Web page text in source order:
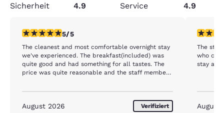
Sicherheit
4.9 Service 4.9
5-Sterne-Bewertung. Außergewöhnlich. 1 Bewertung
5/5
The cleanest and most comfortable overnight stay
we've experienced. The breakfast(included) was
quite good and had something for all tastes. The
price was quite reasonable and the staff members
definitely stay here again the next time we travel
August 2026 Verifiziert
5-
The staff was great!
who
stay
August